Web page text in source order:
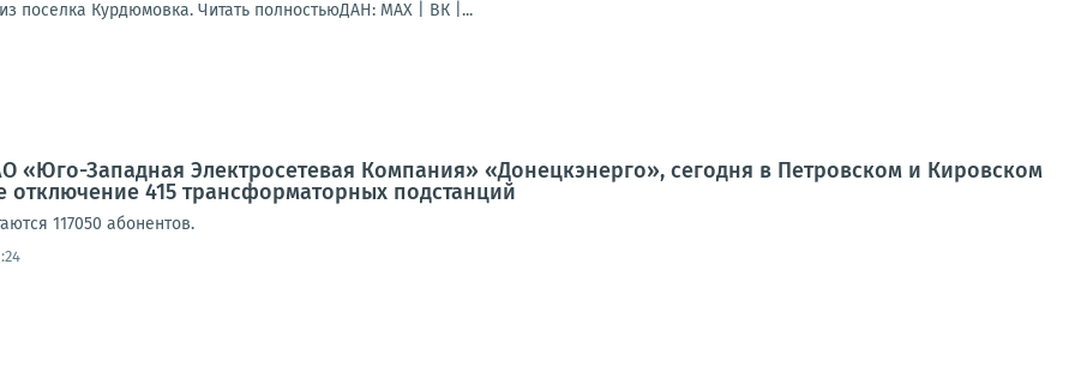
поселка Курдюмовка. Читать полностьюДАН: MAX | ВК |...
«Юго-Западная Электросетевая Компания» «Донецкэнерго», сегодня в Петровском и Кировском
отключение 415 трансформаторных подстанций
117050 абонентов.